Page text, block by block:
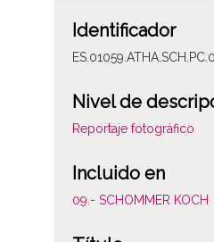
Identificador
Nivel de
Reportaje fotográfico
Incluido en
09.- SCHOMMER KOCH